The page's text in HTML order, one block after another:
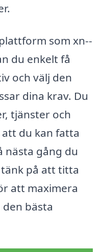
som xn--
du enkelt få
och välj den
dina krav. Du
tjänster och
du kan fatta
nästa gång du
på att titta
att maximera
bästa